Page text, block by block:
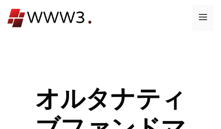
ン
メ
オルタナティ